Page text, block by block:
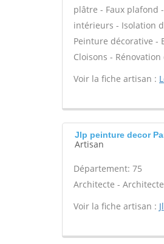
plâtre - Faux plafond
intérieurs - Isolation
Peinture décorative -
Cloisons -
Voir la fiche artisan :
Jlp peinture decor
Artisan
Département: 75
Architecte -
Voir la fiche artisan :